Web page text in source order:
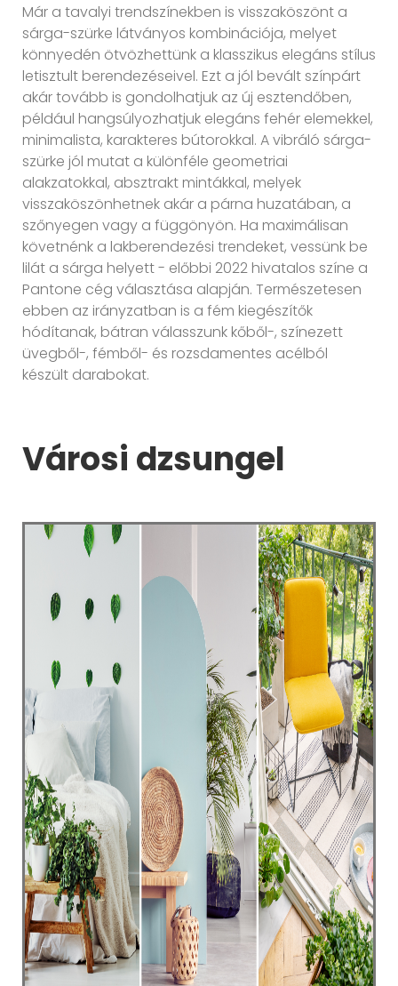
Már a tavalyi trendszínekben is visszaköszönt a
sárga-szürke látványos kombinációja, melyet
könnyedén ötvözhettünk a klasszikus elegáns stílus
letisztult berendezéseivel. Ezt a jól bevált színpárt
akár tovább is gondolhatjuk az új esztendőben,
például hangsúlyozhatjuk elegáns fehér elemekkel,
minimalista, karakteres bútorokkal. A vibráló sárga-
szürke jól mutat a különféle geometriai
alakzatokkal, absztrakt mintákkal, melyek
visszaköszönhetnek akár a párna huzatában, a
szőnyegen vagy a függönyön. Ha maximálisan
követnénk a lakberendezési trendeket, vessünk be
lilát a sárga helyett - előbbi 2022 hivatalos színe a
Pantone cég választása alapján. Természetesen
ebben az irányzatban is a fém kiegészítők
hódítanak, bátran válasszunk kőből-, színezett
üvegből-, fémből- és rozsdamentes acélból
készült darabokat.
Városi dzsungel